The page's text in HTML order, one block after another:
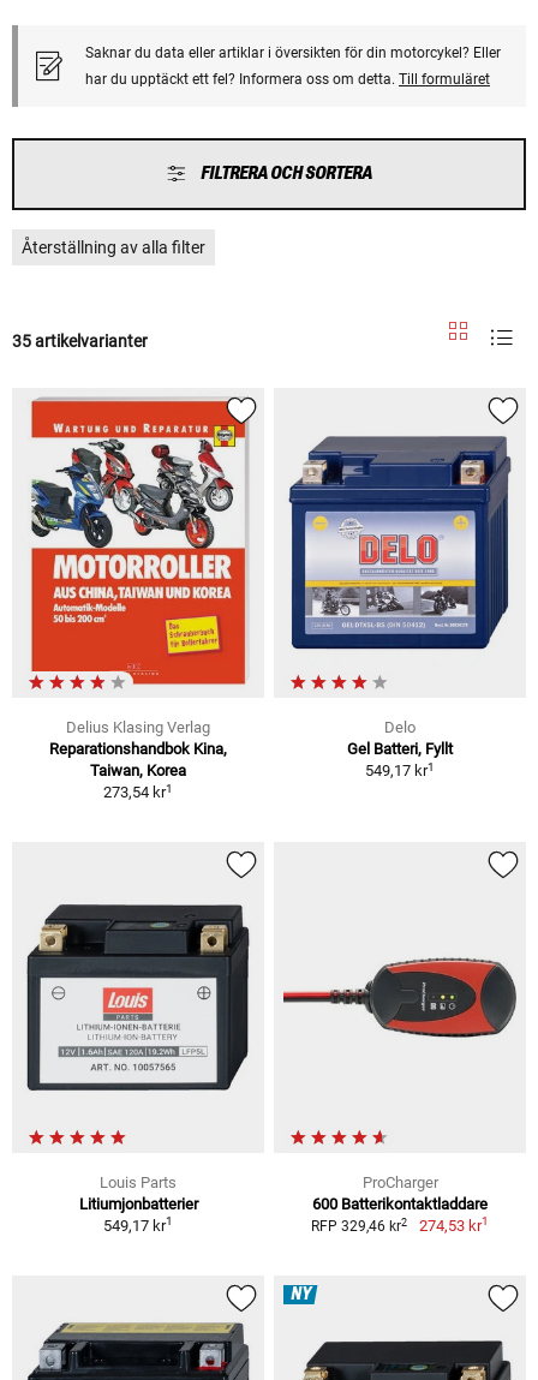
Saknar du data eller artiklar i översikten för din motorcykel? Eller
har du upptäckt ett fel? Informera oss om detta. Till formuläret
FILTRERA OCH SORTERA
Återställning av alla filter
35 artikelvarianter
Delius Klasing Verlag
Reparationshandbok Kina,
Taiwan, Korea
273,54 kr1
Delo
Gel Batteri, Fyllt
549,17 kr1
Louis Parts
Litiumjonbatterier
549,17 kr1
ProCharger
600 Batterikontaktladdare
RFP 329,46 kr2 274,53 kr1
NY